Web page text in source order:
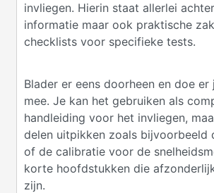
invliegen. Hierin staat allerlei
informatie maar ook praktische
checklists voor specifieke tests.
Blader er eens doorheen en doe er
mee. Je kan het gebruiken als
handleiding voor het invliegen,
delen uitpikken zoals bijvoorbeeld
of de calibratie voor de
korte hoofdstukken die
zijn.